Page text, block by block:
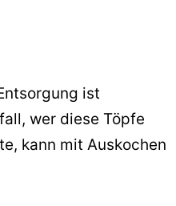
ist
wer diese Töpfe
kann mit Auskochen